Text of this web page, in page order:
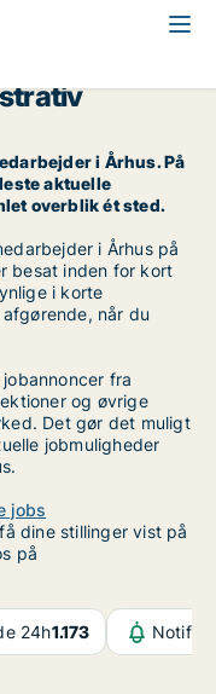
i Århus. På
aktuelle
overblik ét sted.
i Århus på
besat inden for kort
i korte
når du
fra
og øvrige
Det gør det muligt
jobmuligheder
jobs
dine stillinger vist på
på
24h1.173